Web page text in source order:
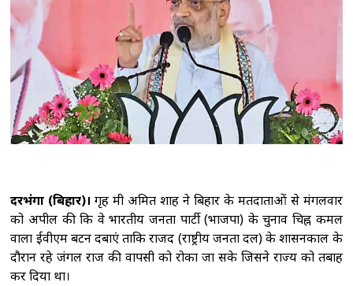
विनिर्माण और सरकारी योजनाओं से मिली नई ताकत:
पीएम मोदी
'2023 में पारित महिला आरक्षण कानून
को बिना किसी शर्त के लागू करें', राहुल गांधी का रिजिजू
को जवाब
राहुल गांधी को महिला आरक्षण विधेयक
का समर्थन करने में कोई दिक्कत नहीं होनी चाहिए :
रिजिजू
ट्रंप ने रणनीतिक खनिज परियोजनाओं के
लिए 2 अरब डॉलर निवेश का किया ऐलान, रक्षा सप्लाई
दरभंगा (बिहार)। गृह मंत्री अमित शाह ने बिहार के मतदाताओं से मंगलवार
को अपील की कि वे भारतीय जनता पार्टी (भाजपा) के चुनाव चिह्न कमल
वाला ईवीएम बटन दबाएं ताकि राजद (राष्ट्रीय जनता दल) के शासनकाल के
दौरान रहे जंगल राज की वापसी को रोका जा सके जिसने राज्य को तबाह
कर दिया था।